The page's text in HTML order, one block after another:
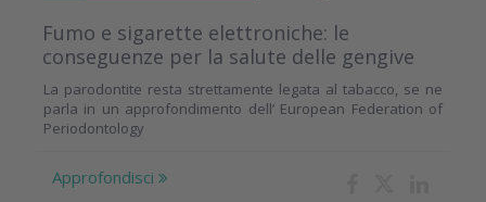
Fumo e sigarette elettroniche: le
conseguenze per la salute delle gengive
La parodontite resta strettamente legata al tabacco, se ne
parla in un approfondimento dell’ European Federation of
Periodontology
Approfondisci